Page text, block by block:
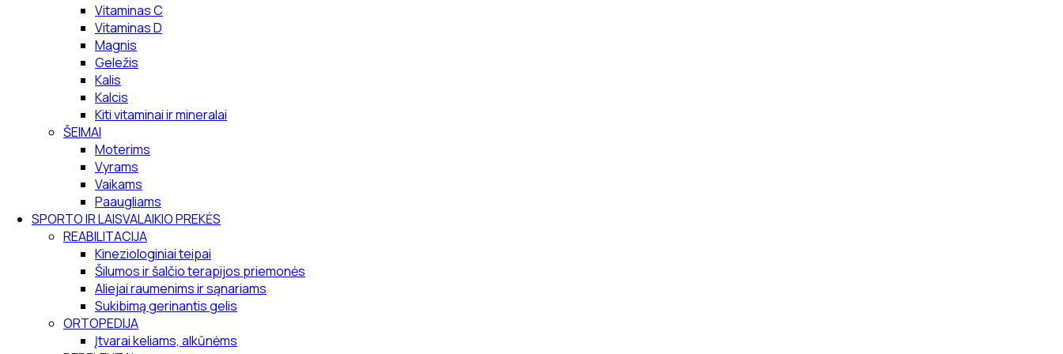
Vitaminas C
Vitaminas D
Magnis
Geležis
Kalis
Kalcis
Kiti vitaminai ir mineralai
ŠEIMAI
Moterims
Vyrams
Vaikams
Paaugliams
SPORTO IR LAISVALAIKIO PREKĖS
REABILITACIJA
Kineziologiniai teipai
Šilumos ir šalčio terapijos priemonės
Aliejai raumenims ir sąnariams
Sukibimą gerinantis gelis
ORTOPEDIJA
Įtvarai keliams, alkūnėms